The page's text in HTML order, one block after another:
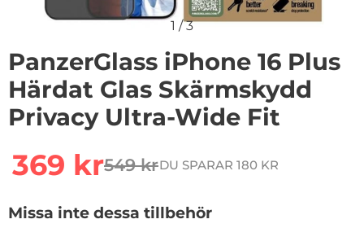
1 /3
PanzerGlass iPhone 16 Plus
Härdat Glas Skärmskydd
Privacy Ultra-Wide Fit
rea pris
369 krtidigare pris
549 krDU SPARAR 180 KR
Missa inte dessa tillbehör